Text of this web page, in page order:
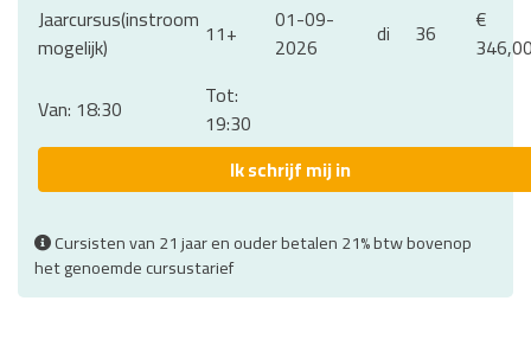
Jaarcursus(instroom
mogelijk)
11+
01-09-
2026
di 36
€
Van: 18:30
Tot:
19:30
Ik schrijf mij in
Cursisten van 21 jaar en ouder betalen 21% btw bovenop
het genoemde cursustarief